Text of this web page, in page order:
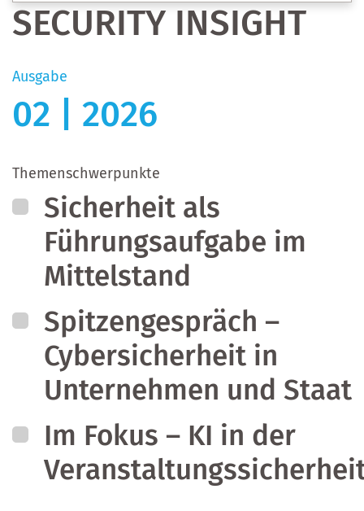
SECURITY INSIGHT
Ausgabe
02 | 2026
Themenschwerpunkte
Sicherheit als
Führungsaufgabe im
Mittelstand
Spitzengespräch –
Cybersicherheit in
Unternehmen und Staat
Im Fokus – KI in der